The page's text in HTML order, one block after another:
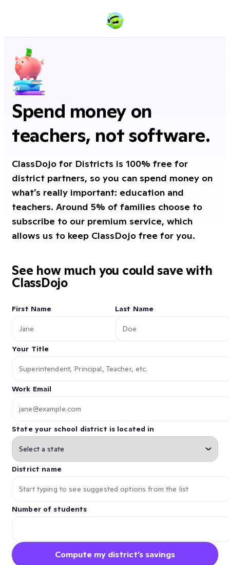
Spend money on
teachers, not software.
ClassDojo for Districts is 100% free for
district partners, so you can spend money on
what’s really important: education and
teachers. Around 5% of families choose to
subscribe to our premium service, which
allows us to keep ClassDojo free for you.
See how much you could save with
ClassDojo
First Name Last Name
Your Title
Work Email
State your school district is located in
District name
Number of students
Compute my district’s savings